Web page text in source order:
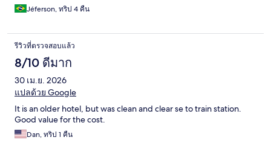
Jéferson, ทริป 4 คืน
รีวิวที่ตรวจสอบแล้ว
8/10 ดีมาก
30 เม.ย. 2026
แปลด้วย Google
It is an older hotel, but was clean and clear se to train station.
Good value for the cost.
Dan, ทริป 1 คืน